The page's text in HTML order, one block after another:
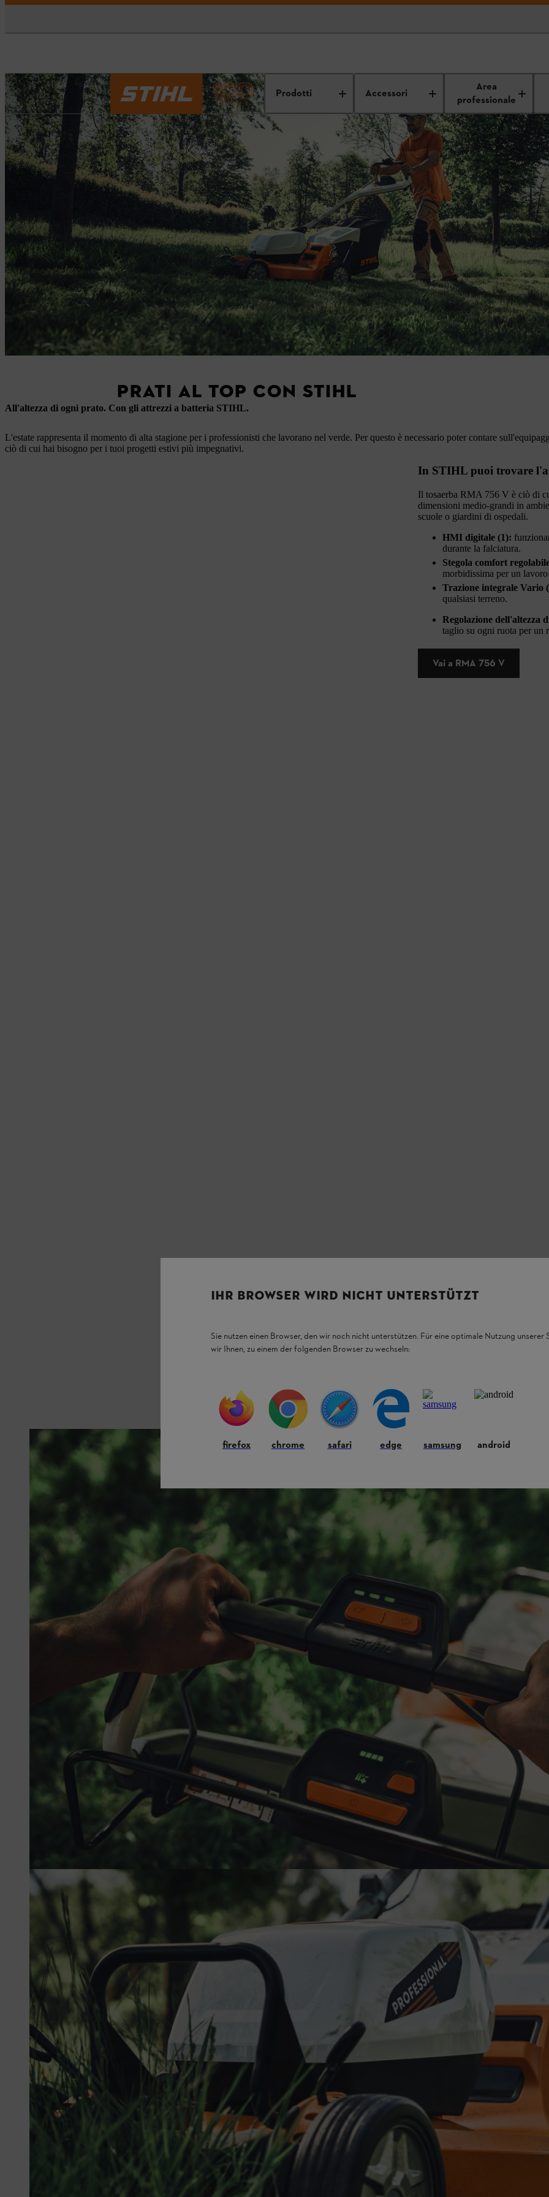
Prodotti Accessori
Area
professionale
PRATI AL TOP CON STIHL
All'altezza di ogni prato. Con gli attrezzi a batteria STIHL.
L'estate rappresenta il momento di alta stagione per i professionisti che lavorano nel verde. Per questo è necessario poter contare
ciò di cui hai bisogno per i tuoi progetti estivi più impegnativi.
In STIHL puoi trovare
Il tosaerba RMA 756 V è ciò di
dimensioni medio-grandi in
scuole o giardini di ospedali.
HMI digitale (1):
durante la falciatura.
Stegola comfort
morbidissima per un
Trazione integrale Vario
qualsiasi terreno.
Regolazione dell'altezza
taglio su ogni ruota per un
Vai a RMA 756 V
IHR BROWSER WIRD NICHT UNTERSTÜTZT
Sie nutzen einen Browser, den wir noch nicht unterstützen. Für eine optimale Nutzung unserer
wir Ihnen, zu einem der folgenden Browser zu wechseln:
firefox chrome safari edge samsung android